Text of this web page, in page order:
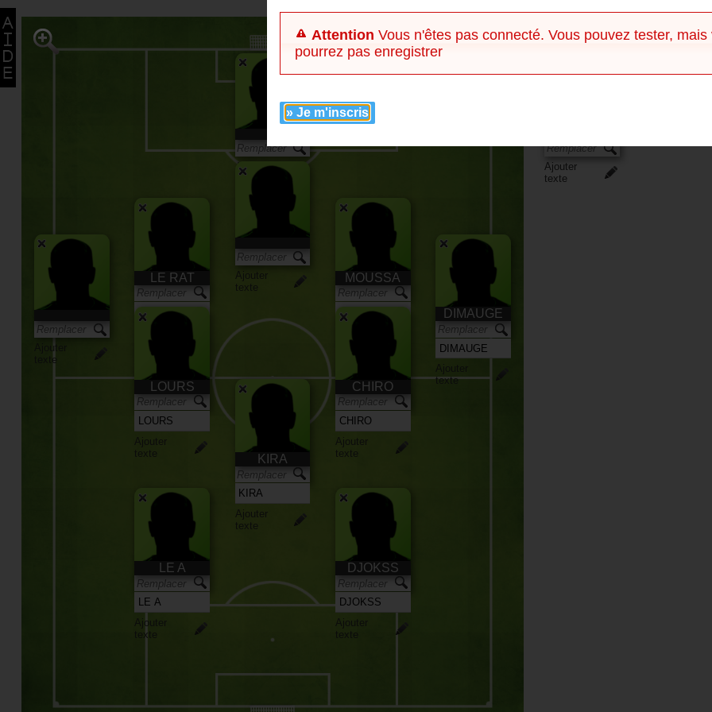
Ajouter
texte
Ajouter
texte
LE RAT
Ajouter
texte
MOUSSA
DIMAUGE
texte
LOURS
Ajouter
texte
CHIRO
Ajouter
texte
KIRA
Ajouter
texte
LE A
Ajouter
texte
DJOKSS
Ajouter
texte
Ajouter
texte
Attention Vous n'êtes pas connecté. Vous pouvez tester, mais
pourrez pas enregistrer
» Je m'inscris